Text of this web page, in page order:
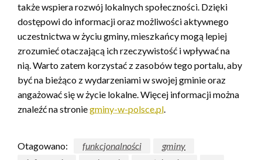
także wspiera rozwój lokalnych społeczności. Dzięki
dostępowi do informacji oraz możliwości aktywnego
uczestnictwa w życiu gminy, mieszkańcy mogą lepiej
zrozumieć otaczającą ich rzeczywistość i wpływać na
nią. Warto zatem korzystać z zasobów tego portalu, aby
być na bieżąco z wydarzeniami w swojej gminie oraz
angażować się w życie lokalne. Więcej informacji można
znaleźć na stroniegminy-w-polsce.pl.
Otagowano: funkcjonalności
gminy